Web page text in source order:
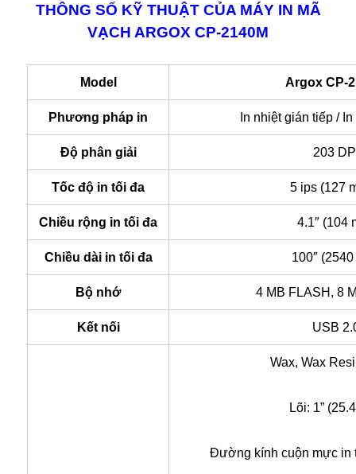
THÔNG SỐ KỸ THUẬT CỦA MÁY IN MÃ
VẠCH ARGOX CP-2140M
Model Argox CP-
Phương pháp in In nhiệt gián tiếp /
Độ phân giải 203
Tốc độ in tối đa 5 ips (127
Chiều rộng in tối đa 4.1″ (104
Chiều dài in tối đa 100″
Bộ nhớ 4 MB FLASH, 8
Kết nối USB
Wax, Wax
Lõi: 1”
Đường kính cuộn mực in